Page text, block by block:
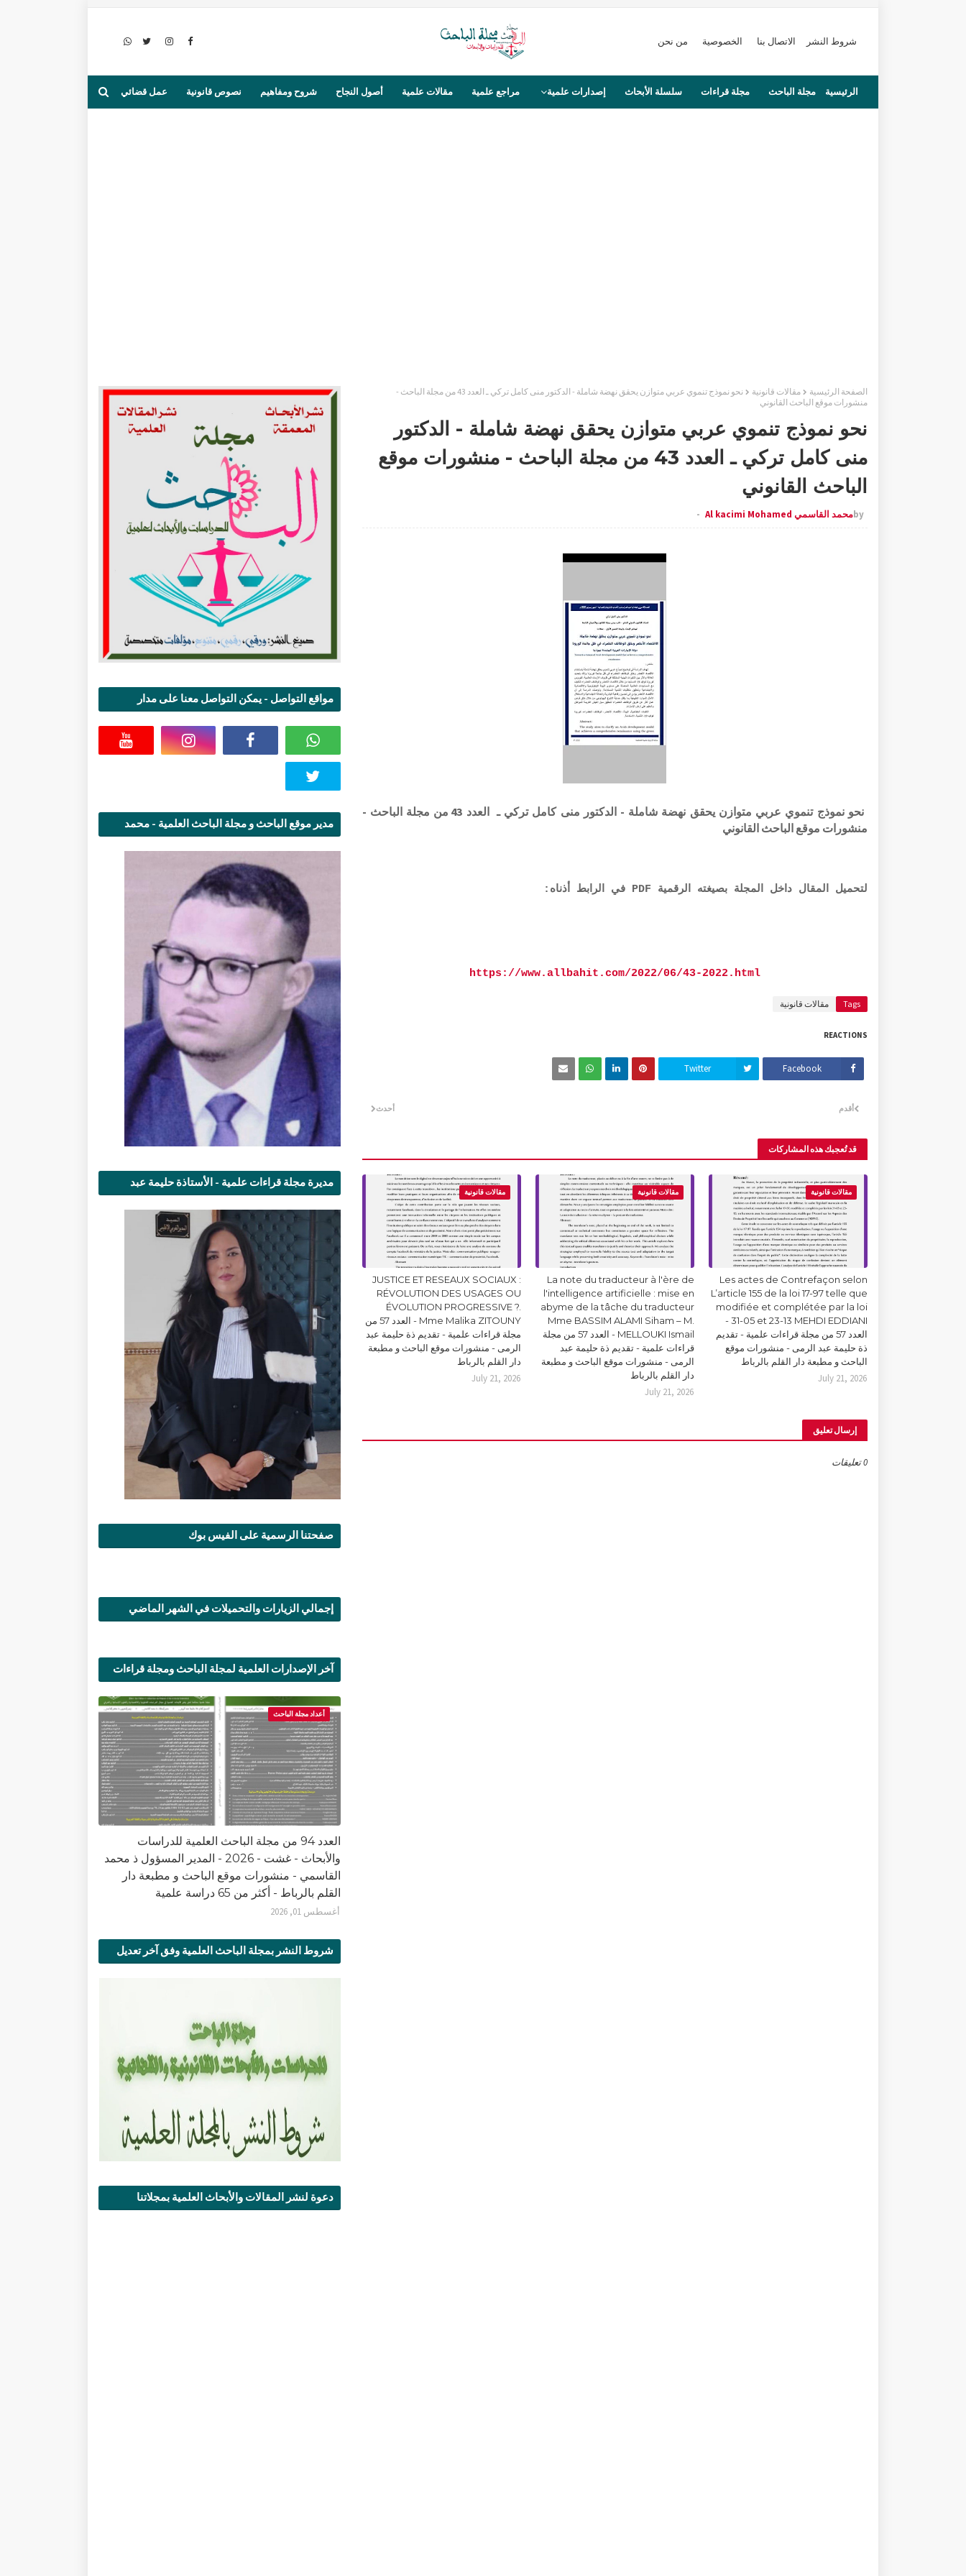
شروط النشر الاتصال بنا الخصوصية من نحن
الرئيسية مجلة الباحث مجلة قراءات سلسلة الأبحاث إصدارات علمية مراجع علمية مقالات علمية أصول النجاح شروح ومفاهيم نصوص قانونية عمل قضائي
الصفحة الرئيسية مقالات قانونية
نحو نموذج تنموي عربي متوازن يحقق نهضة شاملة - الدكتور منى كامل تركي ـ العدد 43 من مجلة الباحث -
منشورات موقع الباحث القانوني
نحو نموذج تنموي عربي متوازن يحقق نهضة شاملة - الدكتور
منى كامل تركي ـ العدد 43 من مجلة الباحث - منشورات موقع
الباحث القانوني
byمحمد القاسمي Al kacimi Mohamed
نحو نموذج تنموي عربي متوازن يحقق نهضة شاملة - الدكتور منى كامل تركي ـ العدد 43 من مجلة الباحث -
منشورات موقع الباحث القانوني
لتحميل المقال داخل المجلة بصيغته الرقمية PDF في الرابط أذناه:
https://www.allbahit.com/2022/06/43-2022.html
Tags مقالات قانونية
REACTIONS
Facebook
Twitter
أحدث أقدم
قد تُعجبك هذه المشاركات
مقالات قانونية
Les actes de Contrefaçon selon
L’article 155 de la loi 17-97 telle que
modifiée et complétée par la loi
31-05 et 23-13 MEHDI EDDIANI -
العدد 57 من مجلة قراءات علمية - تقديم
ذة حليمة عبد الرمى - منشورات موقع
الباحث و مطبعة دار القلم بالرباط
July 21, 2026
مقالات قانونية
La note du traducteur à l'ère de
l'intelligence artificielle : mise en
abyme de la tâche du traducteur
Mme BASSIM ALAMI Siham – M.
MELLOUKI Ismail - العدد 57 من مجلة
قراءات علمية - تقديم ذة حليمة عبد
الرمى - منشورات موقع الباحث و مطبعة
دار القلم بالرباط
July 21, 2026
مقالات قانونية
JUSTICE ET RESEAUX SOCIAUX :
RÉVOLUTION DES USAGES OU
ÉVOLUTION PROGRESSIVE ?.
Mme Malika ZITOUNY - العدد 57 من
مجلة قراءات علمية - تقديم ذة حليمة عبد
الرمى - منشورات موقع الباحث و مطبعة
دار القلم بالرباط
July 21, 2026
إرسال تعليق
0 تعليقات
مواقع التواصل - يمكن التواصل معنا على مدار
مدير موقع الباحث و مجلة الباحث العلمية - محمد
مديرة مجلة قراءات علمية - الأستاذة حليمة عبد
صفحتنا الرسمية على الفيس بوك
إجمالي الزيارات والتحميلات في الشهر الماضي
آخر الإصدارات العلمية لمجلة الباحث ومجلة قراءات
أعداد مجلة الباحث
العدد 94 من مجلة الباحث العلمية للدراسات
والأبحاث - غشت - 2026 - المدير المسؤول ذ محمد
القاسمي - منشورات موقع الباحث و مطبعة دار
القلم بالرباط - أكثر من 65 دراسة علمية
أغسطس 01, 2026
شروط النشر بمجلة الباحث العلمية وفق آخر تعديل
دعوة لنشر المقالات والأبحاث العلمية بمجلاتنا